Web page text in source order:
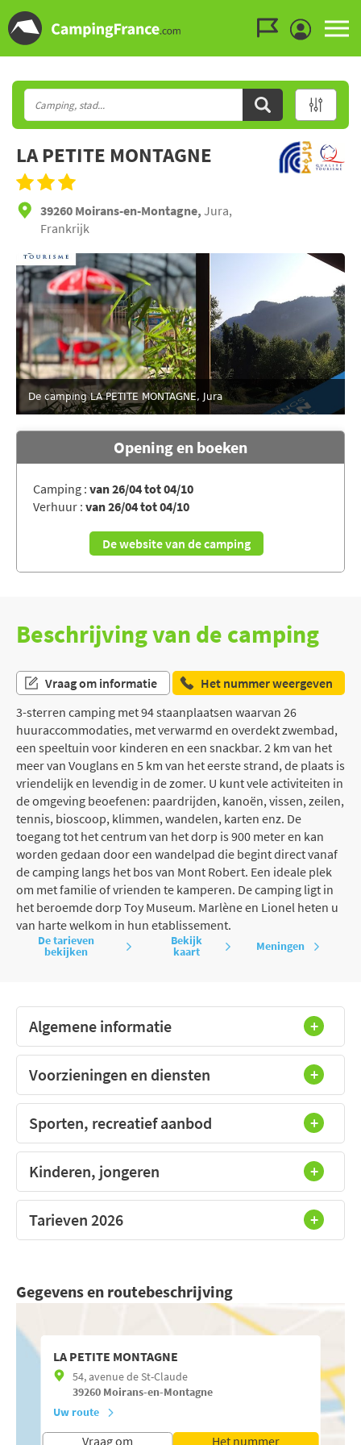
LA PETITE MONTAGNE
39260 Moirans-en-Montagne, Jura,
Frankrijk
De camping LA PETITE MONTAGNE, Jura
Opening en boeken
Camping : van 26/04 tot 04/10
Verhuur : van 26/04 tot 04/10
De website van de camping
Beschrijving van de camping
Vraag om informatie
Het nummer weergeven
3-sterren camping met 94 staanplaatsen waarvan 26
huuraccommodaties, met verwarmd en overdekt zwembad,
een speeltuin voor kinderen en een snackbar. 2 km van het
meer van Vouglans en 5 km van het eerste strand, de plaats is
vriendelijk en levendig in de zomer. U kunt vele activiteiten in
de omgeving beoefenen: paardrijden, kanoën, vissen, zeilen,
tennis, bioscoop, klimmen, wandelen, karten enz. De
toegang tot het centrum van het dorp is 900 meter en kan
worden gedaan door een wandelpad die begint direct vanaf
de camping langs het bos van Mont Robert. Een ideale plek
om met familie of vrienden te kamperen. De camping ligt in
het beroemde dorp Toy Museum. Marlène en Lionel heten u
van harte welkom in hun etablissement.
De tarieven
bekijken
Bekijk
kaart Meningen
Algemene informatie
Voorzieningen en diensten
Sporten, recreatief aanbod
Kinderen, jongeren
Tarieven 2026
Gegevens en routebeschrijving
LA PETITE MONTAGNE
54, avenue de St-Claude
39260 Moirans-en-Montagne
Uw route
Vraag om Het nummer